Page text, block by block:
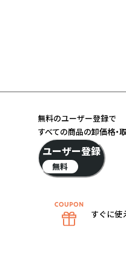
無料のユーザー登録で
すべての商品の卸価格・
ユーザー登録
無料
すぐに使